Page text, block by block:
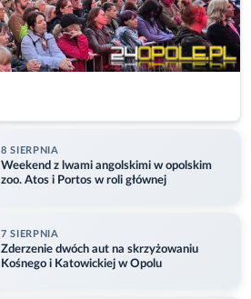
8 SIERPNIA
Weekend z lwami angolskimi w opolskim
zoo. Atos i Portos w roli głównej
7 SIERPNIA
Zderzenie dwóch aut na skrzyżowaniu
Kośnego i Katowickiej w Opolu